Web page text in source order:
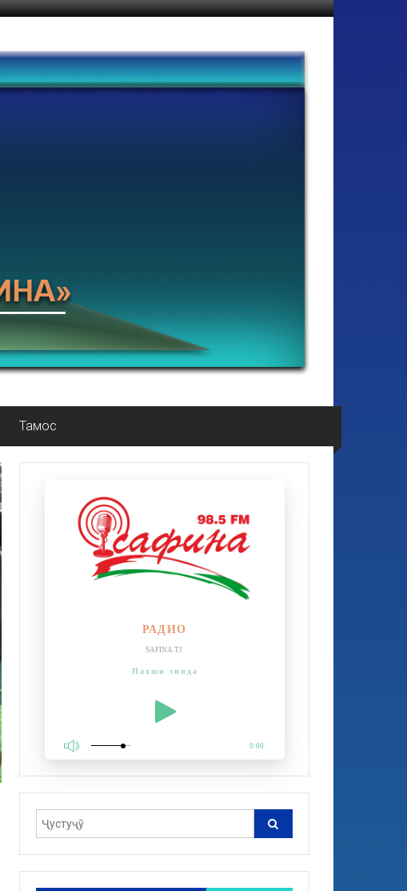
Тамос
РАДИО
SAFINA.TJ
Пахши зинда
0:00